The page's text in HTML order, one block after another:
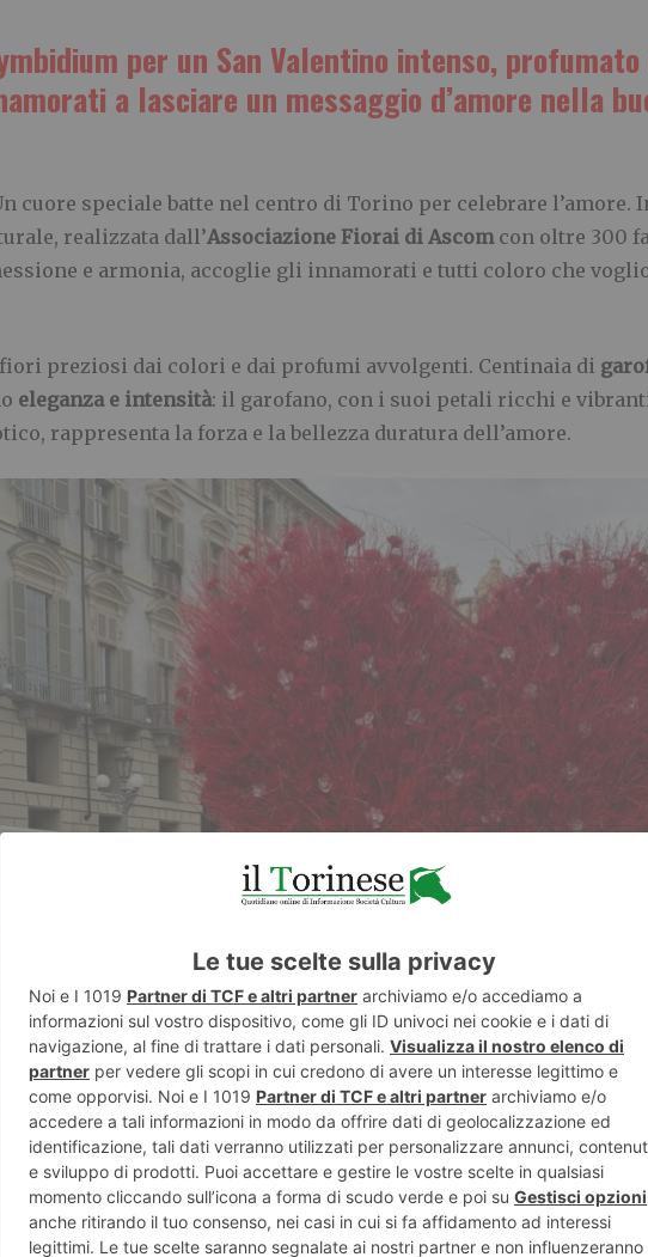
per un San Valentino intenso,
a lasciare un messaggio d’amore nella
cuore speciale batte nel centro di Torino per celebrare l’amore.
realizzata dall’Associazione Fiorai di Ascomcon oltre 300
e armonia, accoglie gli innamorati e tutti coloro che
fiori preziosi dai colori e dai profumi avvolgenti. Centinaia di
eleganza e intensità: il garofano, con i suoi petali ricchi e
rappresenta la forza e la bellezza duratura dell’amore.